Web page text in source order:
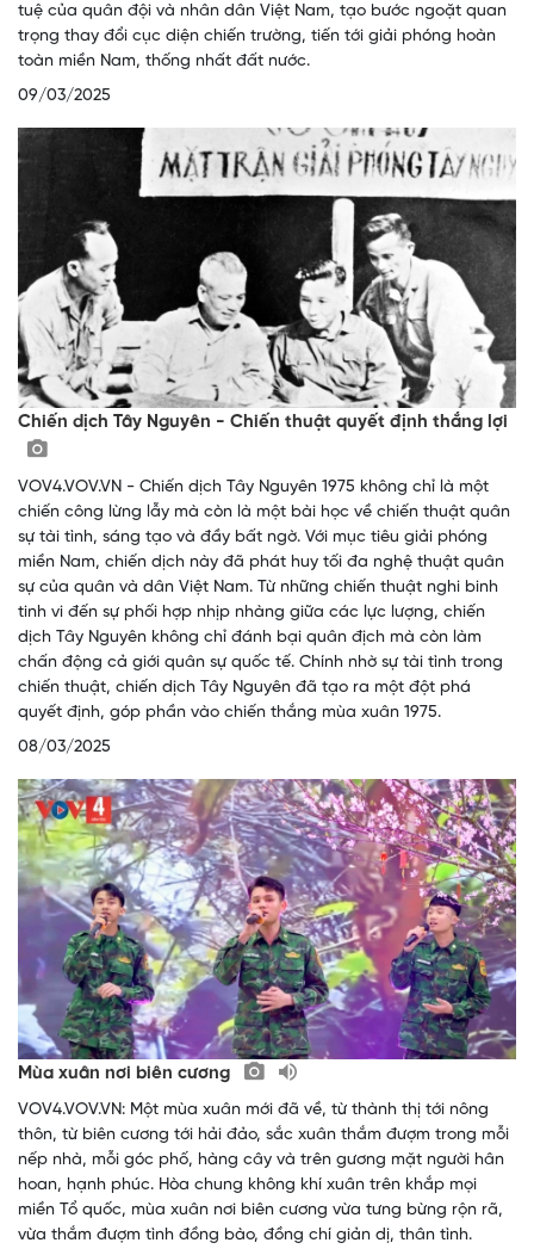
tuệ của quân đội và nhân dân Việt Nam, tạo bước ngoặt quan
trọng thay đổi cục diện chiến trường, tiến tới giải phóng hoàn
toàn miền Nam, thống nhất đất nước.
09/03/2025
Chiến dịch Tây Nguyên - Chiến thuật quyết định thắng lợi
VOV4.VOV.VN - Chiến dịch Tây Nguyên 1975 không chỉ là một
chiến công lừng lẫy mà còn là một bài học về chiến thuật quân
sự tài tình, sáng tạo và đầy bất ngờ. Với mục tiêu giải phóng
miền Nam, chiến dịch này đã phát huy tối đa nghệ thuật quân
sự của quân và dân Việt Nam. Từ những chiến thuật nghi binh
tinh vi đến sự phối hợp nhịp nhàng giữa các lực lượng, chiến
dịch Tây Nguyên không chỉ đánh bại quân địch mà còn làm
chấn động cả giới quân sự quốc tế. Chính nhờ sự tài tình trong
chiến thuật, chiến dịch Tây Nguyên đã tạo ra một đột phá
quyết định, góp phần vào chiến thắng mùa xuân 1975.
08/03/2025
Mùa xuân nơi biên cương
VOV4.VOV.VN: Một mùa xuân mới đã về, từ thành thị tới nông
thôn, từ biên cương tới hải đảo, sắc xuân thắm đượm trong mỗi
nếp nhà, mỗi góc phố, hàng cây và trên gương mặt người hân
hoan, hạnh phúc. Hòa chung không khí xuân trên khắp mọi
miền Tổ quốc, mùa xuân nơi biên cương vừa tưng bừng rộn rã,
vừa thắm đượm tình đồng bào, đồng chí giản dị, thân tình.